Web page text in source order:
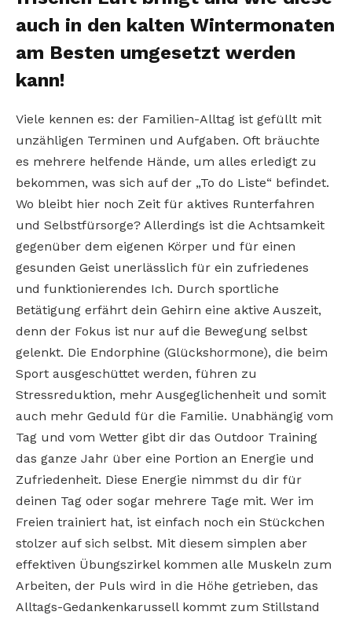
auch in den kalten Wintermonaten
am Besten umgesetzt werden
kann!
Viele kennen es: der Familien-Alltag ist gefüllt mit
unzähligen Terminen und Aufgaben. Oft bräuchte
es mehrere helfende Hände, um alles erledigt zu
bekommen, was sich auf der „To do Liste“ befindet.
Wo bleibt hier noch Zeit für aktives Runterfahren
und Selbstfürsorge? Allerdings ist die Achtsamkeit
gegenüber dem eigenen Körper und für einen
gesunden Geist unerlässlich für ein zufriedenes
und funktionierendes Ich. Durch sportliche
Betätigung erfährt dein Gehirn eine aktive Auszeit,
denn der Fokus ist nur auf die Bewegung selbst
gelenkt. Die Endorphine (Glückshormone), die beim
Sport ausgeschüttet werden, führen zu
Stressreduktion, mehr Ausgeglichenheit und somit
auch mehr Geduld für die Familie. Unabhängig vom
Tag und vom Wetter gibt dir das Outdoor Training
das ganze Jahr über eine Portion an Energie und
Zufriedenheit. Diese Energie nimmst du dir für
deinen Tag oder sogar mehrere Tage mit. Wer im
Freien trainiert hat, ist einfach noch ein Stückchen
stolzer auf sich selbst. Mit diesem simplen aber
effektiven Übungszirkel kommen alle Muskeln zum
Arbeiten, der Puls wird in die Höhe getrieben, das
Alltags-Gedankenkarussell kommt zum Stillstand